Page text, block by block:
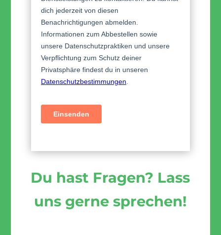
Du hast Fragen? Lass
uns gerne sprechen!